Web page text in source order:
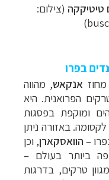
טיטיקקה (צילום:
בפרו
אנקאש, מהווה
הפרואנית. היא
בפסגות
באזורה ניתן
– הוואסקארן, וכן
ביותר בעולם –
טרקים, בדרגות